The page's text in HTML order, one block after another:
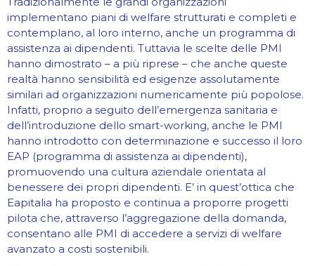
implementano piani di welfare strutturati e completi e
contemplano, al loro interno, anche un programma di
assistenza ai dipendenti. Tuttavia le scelte delle PMI
hanno dimostrato – a più riprese – che anche queste
realtà hanno sensibilità ed esigenze assolutamente
similari ad organizzazioni numericamente più popolose.
Infatti, proprio a seguito dell’emergenza sanitaria e
dell’introduzione dello smart-working, anche le PMI
hanno introdotto con determinazione e successo il loro
EAP (programma di assistenza ai dipendenti),
promuovendo una cultura aziendale orientata al
benessere dei propri dipendenti. E’ in quest’ottica che
Eapitalia ha proposto e continua a proporre progetti
pilota che, attraverso l’aggregazione della domanda,
consentano alle PMI di accedere a servizi di welfare
avanzato a costi sostenibili.